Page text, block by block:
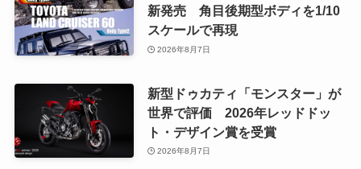
新発売 角目後期型ボディを1/10
スケールで再現
2026年8月7日
新型ドゥカティ「モンスター」が
世界で評価 2026年レッドドッ
ト・デザイン賞を受賞
2026年8月7日